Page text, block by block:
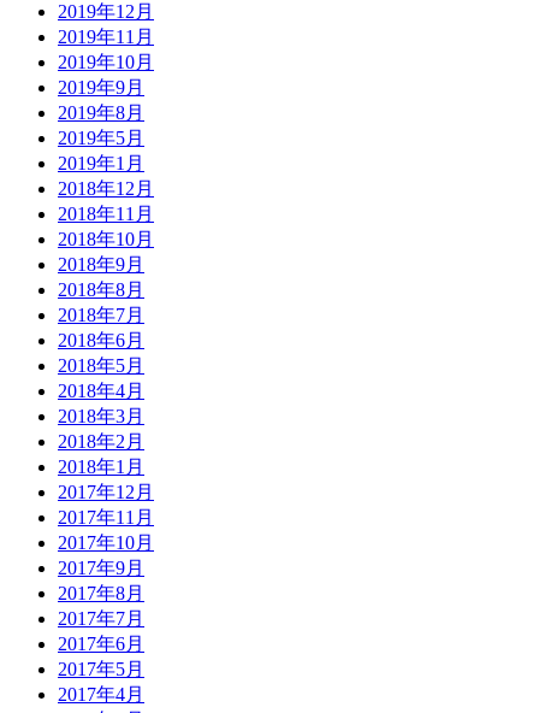
2019年12月
2019年11月
2019年10月
2019年9月
2019年8月
2019年5月
2019年1月
2018年12月
2018年11月
2018年10月
2018年9月
2018年8月
2018年7月
2018年6月
2018年5月
2018年4月
2018年3月
2018年2月
2018年1月
2017年12月
2017年11月
2017年10月
2017年9月
2017年8月
2017年7月
2017年6月
2017年5月
2017年4月